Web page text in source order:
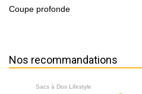
Coupe profonde
Nos recommandations
Sacs à Dos Lifestyle